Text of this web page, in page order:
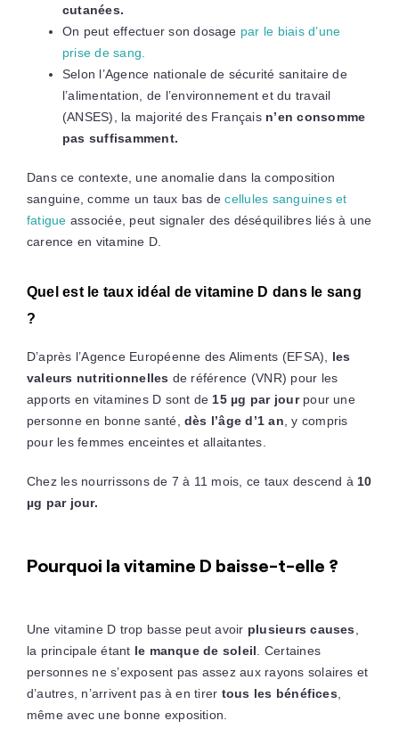
cutanées.
On peut effectuer son dosage par le biais d’une
prise de sang.
Selon l’Agence nationale de sécurité sanitaire de
l’alimentation, de l’environnement et du travail
(ANSES), la majorité des Français n’en consomme
pas suffisamment.
Dans ce contexte, une anomalie dans la composition
sanguine, comme un taux bas decellules sanguines et
fatigue associée, peut signaler des déséquilibres liés à une
carence en vitamine D.
Quel est le taux idéal de vitamine D dans le sang
?
D’après l’Agence Européenne des Aliments (EFSA), les
valeurs nutritionnelles de référence (VNR) pour les
apports en vitamines D sont de 15 µg par jourpour une
personne en bonne santé, dès l’âge d’1 an , y compris
pour les femmes enceintes et allaitantes.
Chez les nourrissons de 7 à 11 mois, ce taux descend à 10
µg par jour.
Pourquoi la vitamine D baisse-t-elle ?
Une vitamine D trop basse peut avoir plusieurs causes
la principale étant le manque de soleil . Certaines
personnes ne s’exposent pas assez aux rayons solaires et
d’autres, n’arrivent pas à en tirer tous les bénéfices
même avec une bonne exposition.